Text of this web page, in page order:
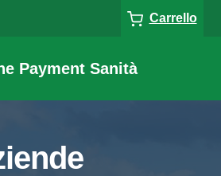
Carrello
Payment Sanità